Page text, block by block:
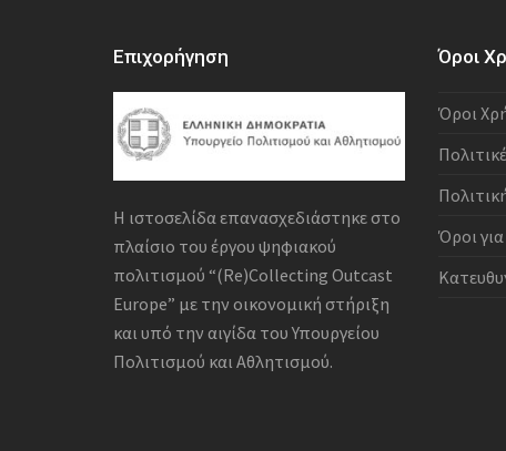
Επιχορήγηση
Η ιστοσελίδα επανασχεδιάστηκε στο
πλαίσιο του έργου ψηφιακού
πολιτισμού “(Re)Collecting Outcast
Europe” με την οικονομική στήριξη
και υπό την αιγίδα του Υπουργείου
Πολιτισμού και Αθλητισμού.
Όροι
Όροι
Όροι